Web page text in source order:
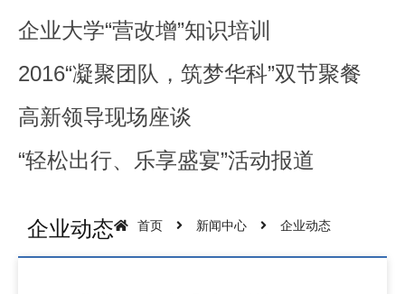
企业大学“营改增”知识培训
2016“凝聚团队，筑梦华科”双节聚餐
高新领导现场座谈
“轻松出行、乐享盛宴”活动报道
企业动态 首页 新闻中心 企业动态